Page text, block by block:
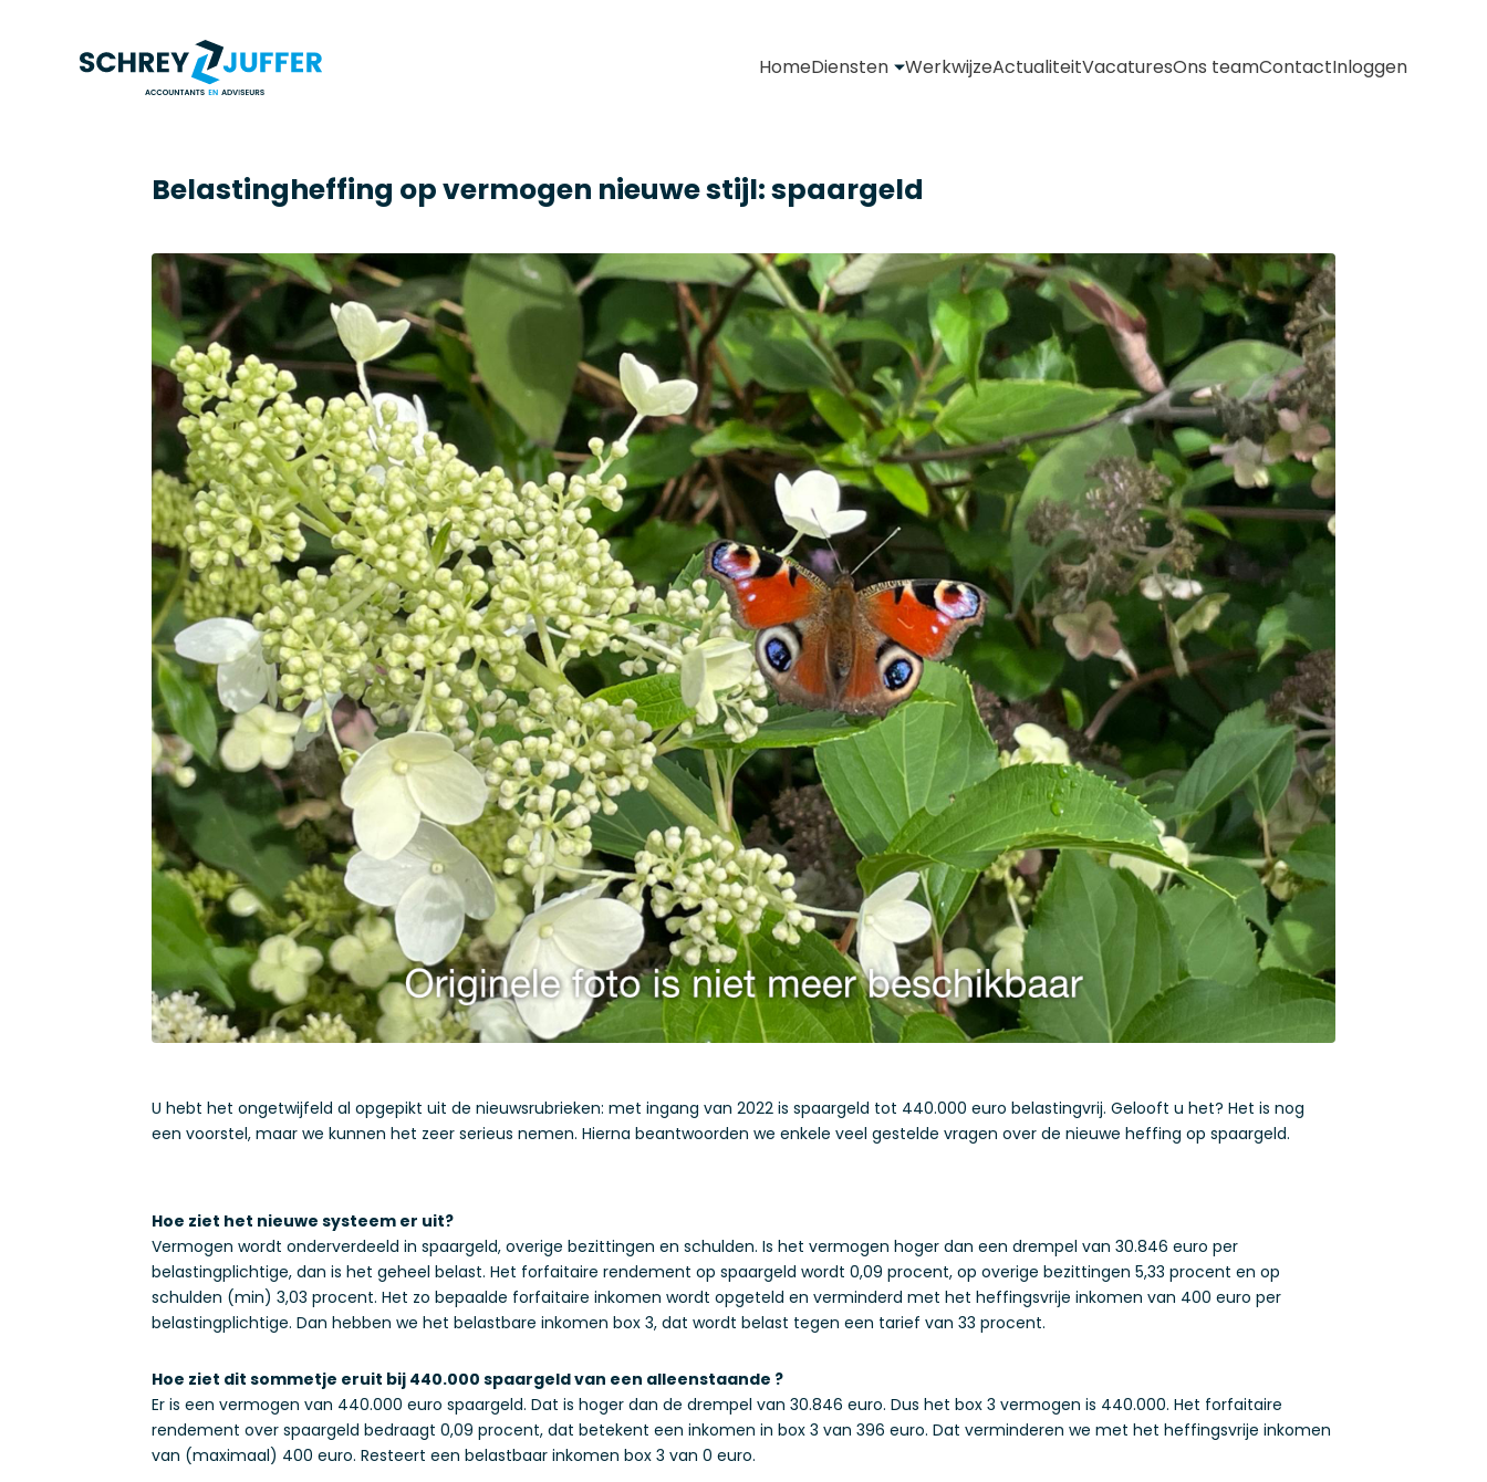
HomeDiensten WerkwijzeActualiteitVacaturesOns teamContactInloggen
Belastingheffing op vermogen nieuwe stijl: spaargeld
U hebt het ongetwijfeld al opgepikt uit de nieuwsrubrieken: met ingang van 2022 is spaargeld tot 440.000 euro belastingvrij. Gelooft u het? Het is nog
een voorstel, maar we kunnen het zeer serieus nemen. Hierna beantwoorden we enkele veel gestelde vragen over de nieuwe heffing op spaargeld.
Hoe ziet het nieuwe systeem er uit?
Vermogen wordt onderverdeeld in spaargeld, overige bezittingen en schulden. Is het vermogen hoger dan een drempel van 30.846 euro per
belastingplichtige, dan is het geheel belast. Het forfaitaire rendement op spaargeld wordt 0,09 procent, op overige bezittingen 5,33 procent en op
schulden (min) 3,03 procent. Het zo bepaalde forfaitaire inkomen wordt opgeteld en verminderd met het heffingsvrije inkomen van 400 euro per
belastingplichtige. Dan hebben we het belastbare inkomen box 3, dat wordt belast tegen een tarief van 33 procent.
Hoe ziet dit sommetje eruit bij 440.000 spaargeld van een alleenstaande ?
Er is een vermogen van 440.000 euro spaargeld. Dat is hoger dan de drempel van 30.846 euro. Dus het box 3 vermogen is 440.000. Het forfaitaire
rendement over spaargeld bedraagt 0,09 procent, dat betekent een inkomen in box 3 van 396 euro. Dat verminderen we met het heffingsvrije inkomen
van (maximaal) 400 euro. Resteert een belastbaar inkomen box 3 van 0 euro.